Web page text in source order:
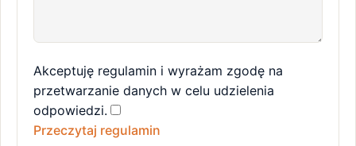
Akceptuję regulamin i wyrażam zgodę na
przetwarzanie danych w celu udzielenia
odpowiedzi.
Przeczytaj regulamin